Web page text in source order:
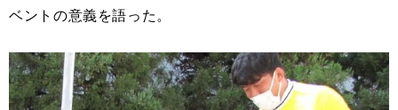
ベントの意義を語った。